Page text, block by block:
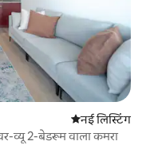
ठहरने की नई
नई लिस्टिंग
व्यू 2-बेडरूम वाला कमरा